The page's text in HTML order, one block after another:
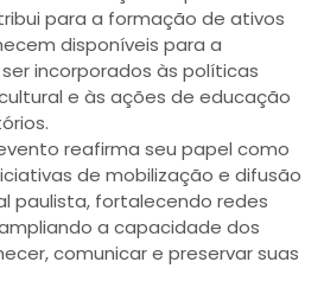
para a formação de ativos
disponíveis para a
incorporados às políticas
e às ações de educação
reafirma seu papel como
de mobilização e difusão
paulista, fortalecendo redes
a capacidade dos
comunicar e preservar suas